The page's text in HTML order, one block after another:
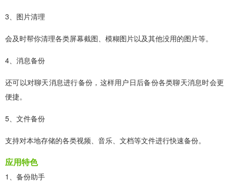
3、图片清理
会及时帮你清理各类屏幕截图、模糊图片以及其他没用的图片等。
4、消息备份
还可以对聊天消息进行备份，这样用户日后备份各类聊天消息时会更
便捷。
5、文件备份
支持对本地存储的各类视频、音乐、文档等文件进行快速备份。
应用特色
1、备份助手